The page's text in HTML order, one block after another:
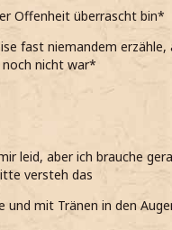
Offenheit überrascht bin*
fast niemandem erzähle,
nicht war*
leid, aber ich brauche
versteh das
und mit Tränen in den